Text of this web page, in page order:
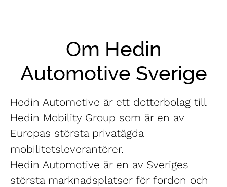
Om Hedin
Automotive Sverige
Hedin Automotive är ett dotterbolag till
Hedin Mobility Group som är en av
Europas största privatägda
mobilitetsleverantörer.
Hedin Automotive är en av Sveriges
största marknadsplatser för fordon och